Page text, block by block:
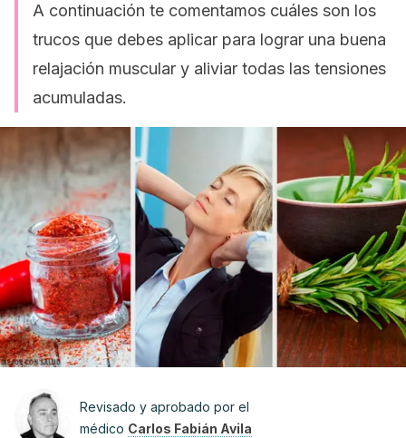
A continuación te comentamos cuáles son los
trucos que debes aplicar para lograr una buena
relajación muscular y aliviar todas las tensiones
acumuladas.
Revisado y aprobado por el
médico Carlos Fabián Avila